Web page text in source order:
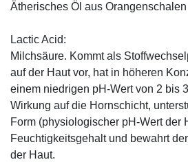
Ätherisches Öl aus Orangenschalen
Lactic Acid:
Milchsäure. Kommt als
auf der Haut vor, hat in höheren
einem niedrigen pH-Wert von 2 bis
Wirkung auf die Hornschicht,
Form (physiologischer pH-Wert der
Feuchtigkeitsgehalt und bewahrt
der Haut.